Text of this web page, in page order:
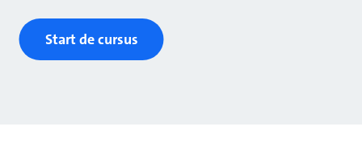
Start de cursus